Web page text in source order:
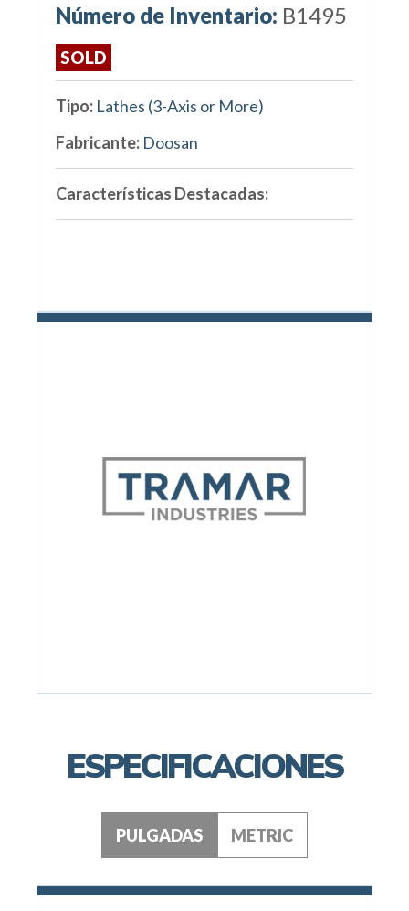
Número de Inventario: B1495
SOLD
Tipo: Lathes (3-Axis or More)
Fabricante: Doosan
Características Destacadas:
ESPECIFICACIONES
PULGADAS METRIC